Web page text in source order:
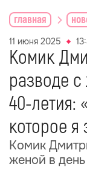
главная
11 июня 2025
Комик
разводе
40-летия:
которое
Комик
женой в